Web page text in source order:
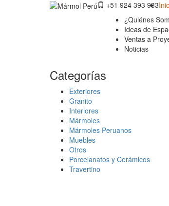
+51 924 393 933
¿Quiénes
Ideas de
Ventas a
Noticias
Categorías
Exteriores
Granito
Interiores
Mármoles
Mármoles Peruanos
Muebles
Otros
Porcelanatos y Cerámicos
Travertino